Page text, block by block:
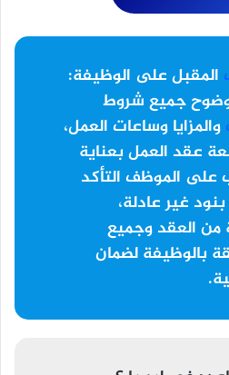
المقبل على الوظيفة:
جميع شروط
والمزايا وساعات العمل،
عقد العمل بعناية
على الموظف التأكد
غير عادلة،
من العقد وجميع
بالوظيفة لضمان